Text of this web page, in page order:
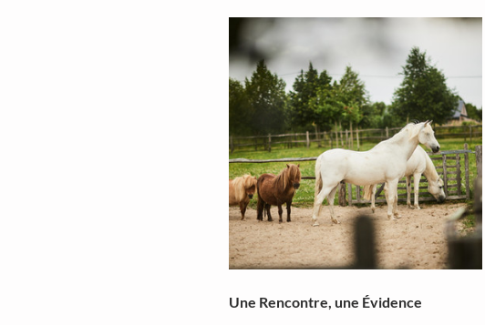
Une Rencontre, une Évidence